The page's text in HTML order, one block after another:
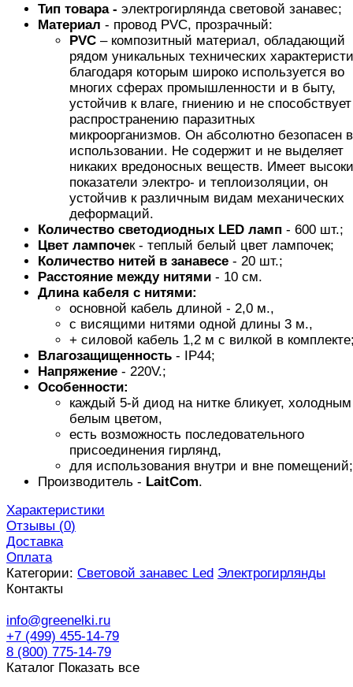
Тип товара - электрогирлянда световой занавес;
Материал - провод PVC, прозрачный:
PVC – композитный материал, обладающий
рядом уникальных технических
благодаря которым широко используется во
многих сферах промышленности и в быту,
устойчив к влаге, гниению и не способствует
распространению паразитных
микроорганизмов. Он абсолютно безопасен в
использовании. Не содержит и не выделяет
никаких вредоносных веществ. Имеет
показатели электро- и теплоизоляции, он
устойчив к различным видам механических
деформаций.
Количество светодиодных LED ламп - 600 шт.;
Цвет лампочек - теплый белый цвет лампочек;
Количество нитей в занавесе - 20 шт.;
Расстояние между нитями - 10 см.
Длина кабеля с нитями:
основной кабель длиной - 2,0 м.,
с висящими нитями одной длины 3 м.,
+ силовой кабель 1,2 м с вилкой в
Влагозащищенность - IP44;
Напряжение - 220V.;
Особенности:
каждый 5-й диод на нитке бликует, холодным
белым цветом,
есть возможность последовательного
присоединения гирлянд,
для использования внутри и вне помещений;
Производитель - LaitCom.
Характеристики
Отзывы (0)
Доставка
Оплата
Категории: Световой занавес Led Электрогирлянды
Контакты
info@greenelki.ru
+7 (499) 455-14-79
8 (800) 775-14-79
Каталог Показать все